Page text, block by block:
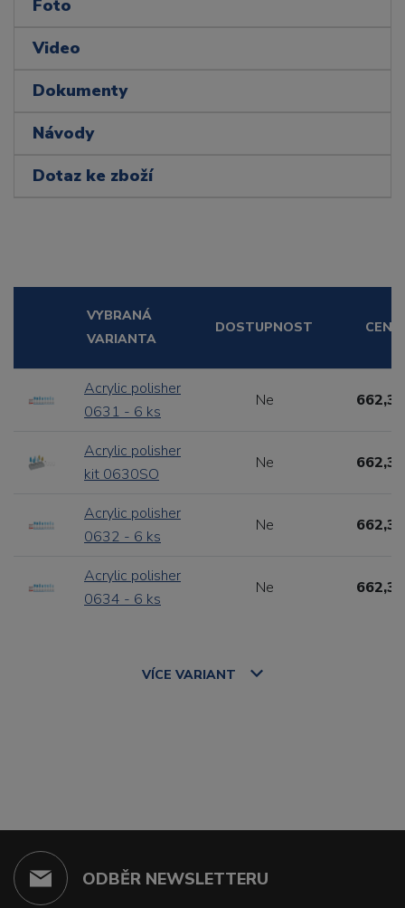
Foto
Video
Dokumenty
Návody
Dotaz ke zboží
VYBRANÁ
VARIANTA
DOSTUPNOST CENA
Acrylic polisher
0631 - 6 ks
Ne
Acrylic polisher
kit 0630SO
Ne
Acrylic polisher
0632 - 6 ks
Ne
Acrylic polisher
0634 - 6 ks
Ne
VÍCE VARIANT
ODBĚR NEWSLETTERU